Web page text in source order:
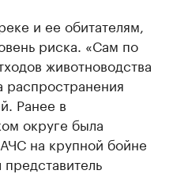
и ее обитателям,
риска. ​«Сам по
животноводства
распространения
Ранее в
округе была
на крупной бойне